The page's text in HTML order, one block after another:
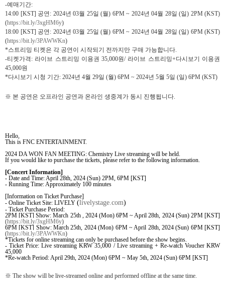
-예매기간:
14:00 [KST] 공연 : 2024년 03월 25일 (월) 6PM ~ 2024년 04월 28일 (일) 2PM (KST)
(https://bit.ly/3xgHM6y)
18:00 [KST] 공연 : 2024년 03월 25일 (월) 6PM ~ 2024년 04월 28일 (일) 6PM (KST)
(https://bit.ly/3PAWWKn)
*스트리밍 티켓은 각 공연이 시작되기 전까지만 구매 가능합니다.
-티켓가격 : 라이브 스트리밍 이용권 35,000원/ 라이브 스트리밍+다시보기 이용권
45,000원
*다시보기 시청 기간: 2024년 4월 29일 (월) 6PM ~ 2024년 5월 5일 (일) 6PM (KST)
※ 본 공연은 오프라인 공연과 온라인 생중계가 동시 진행됩니다.
Hello,
This is FNC ENTERTAINMENT.
2024 DA WON FAN MEETING: Chemistry Live streaming will be held.
If you would like to purchase the tickets, please refer to the following information.
[Concert Information]
- Date and Time: April 28th, 2024 (Sun) 2PM, 6PM [KST]
- Running Time: Approximately 100 minutes
[Information on Ticket Purchase]
- Online Ticket Site: LIVELY (livelystage.com)
- Ticket Purchase Period:
2PM [KST] Show: March 25th , 2024 (Mon) 6PM ~ April 28th, 2024 (Sun) 2PM [KST]
(https://bit.ly/3xgHM6y)
6PM [KST] Show: March 25th, 2024 (Mon) 6PM ~ April 28th, 2024 (Sun) 6PM [KST]
(https://bit.ly/3PAWWKn)
*Tickets for online streaming can only be purchased before the show begins.
- Ticket Price: Live streaming KRW 35,000 / Live streaming + Re-watch Voucher KRW
45,000
*Re-watch Period: April 29th, 2024 (Mon) 6PM ~ May 5th, 2024 (Sun) 6PM [KST]
※ The show will be live-streamed online and performed offline at the same time.